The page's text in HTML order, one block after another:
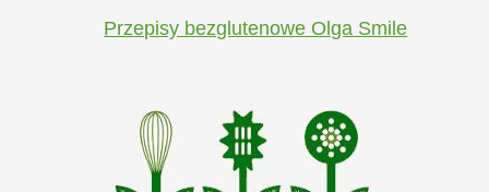
Przepisy bezglutenowe Olga Smile